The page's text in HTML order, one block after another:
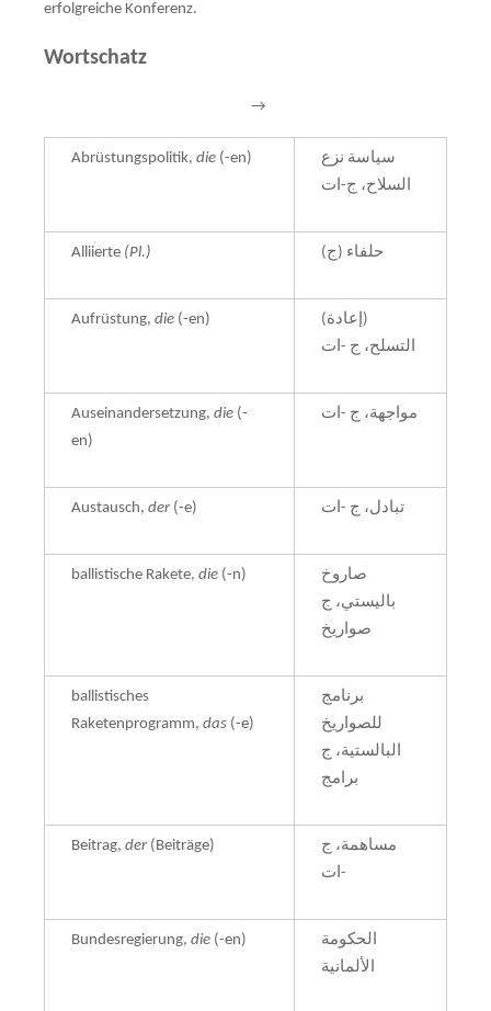
erfolgreiche Konferenz.
Wortschatz
→
Abrüstungspolitik, die (-en)
سياسة نزع
السلاح، ج-ات
Alliierte (Pl.) حلفاء (ج)
Aufrüstung, die (-en)
(إعادة)
التسلح، ج -ات
Auseinandersetzung, die (-
en)
مواجهة، ج -ات
Austausch, der(-e) تبادل، ج -ات
ballistische Rakete, die (-n)
صاروخ
باليستي، ج
صواريخ
ballistisches
Raketenprogramm, das (-e)
برنامج
للصواريخ
البالستية، ج
برامج
Beitrag, der(Beiträge)
مساهمة، ج
-ات
Bundesregierung, die (-en)
الحكومة
الألمانية